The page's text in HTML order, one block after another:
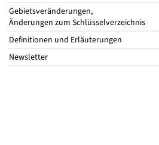
Gebietsveränderungen,
Änderungen zum Schlüsselverzeichnis
Definitionen und Erläuterungen
Newsletter